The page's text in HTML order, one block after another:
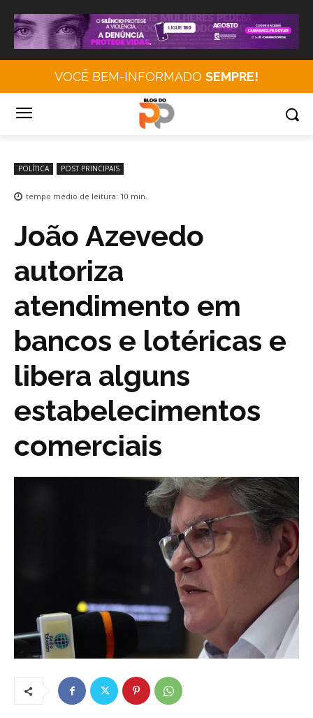
VOCÊ BEM-INFORMADO SEMPRE!
POLÍTICA POST PRINCIPAIS
tempo médio de leitura: 10 min.
João Azevedo
autoriza
atendimento em
bancos e lotéricas e
libera alguns
estabelecimentos
comerciais